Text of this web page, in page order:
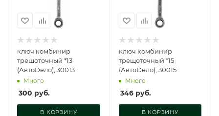
ключ комбинир
трещоточный *13
(АвтоDело), 30013
Много
300 руб.
В КОРЗИНУ
ключ комбинир
трещоточный *15
(АвтоDело), 30015
Много
346руб.
В КОРЗИНУ